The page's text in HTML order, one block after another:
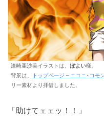
漆崎亜沙美イラストは、 ぽよい様。
背景は、
トップページ – ニコニ･コモ
リー素材より拝借しました。
「助けてェェッ！！」